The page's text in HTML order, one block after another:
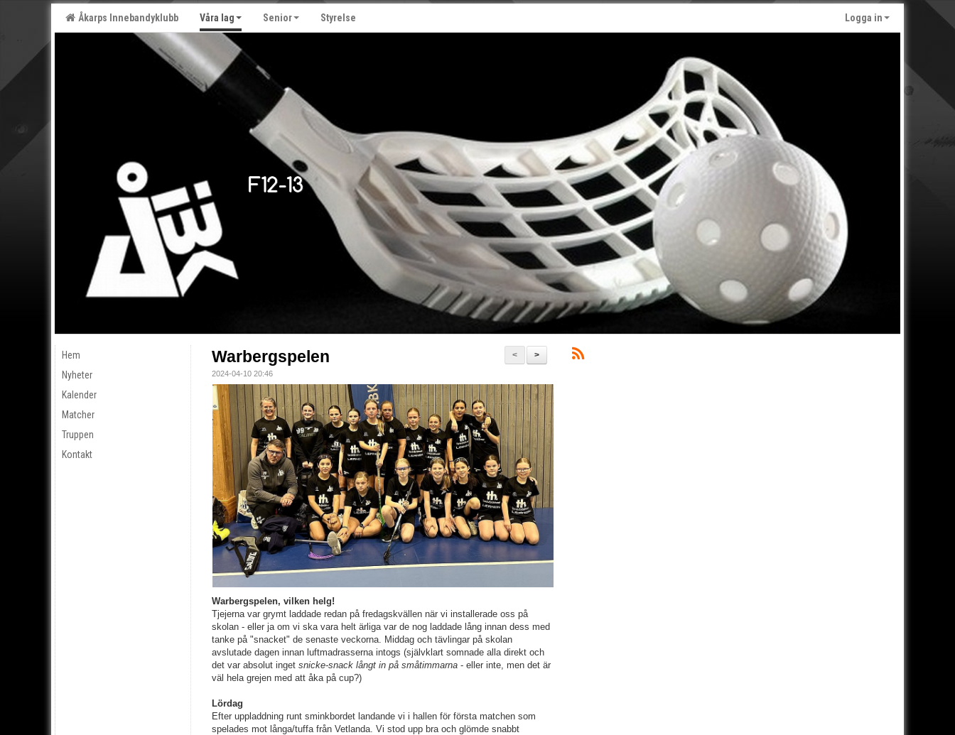
Åkarps Innebandyklubb Våra lag Senior Styrelse Logga in
Hem
Nyheter
Kalender
Matcher
Truppen
Kontakt
>
<
Warbergspelen
2024-04-10 20:46
Warbergspelen, vilken helg!
Tjejerna var grymt laddade redan på fredagskvällen när vi installerade oss på
skolan - eller ja om vi ska vara helt ärliga var de nog laddade lång innan dess med
tanke på "snacket" de senaste veckorna. Middag och tävlingar på skolan
avslutade dagen innan luftmadrasserna intogs (självklart somnade alla direkt och
det var absolut inget snicke-snack långt in på småtimmarna- eller inte, men det är
väl hela grejen med att åka på cup?)
Lördag
Efter uppladdning runt sminkbordet landande vi i hallen för första matchen som
spelades mot långa/tuffa från Vetlanda. Vi stod upp bra och glömde snabbt